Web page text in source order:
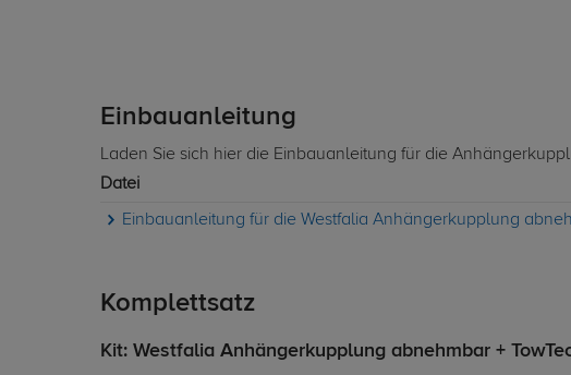
Einbauanleitung
Laden Sie sich hier die Einbauanleitung für die
Datei
Einbauanleitung für die Westfalia Anhängerkupplung
Komplettsatz
Kit: Westfalia Anhängerkupplung abnehmbar +